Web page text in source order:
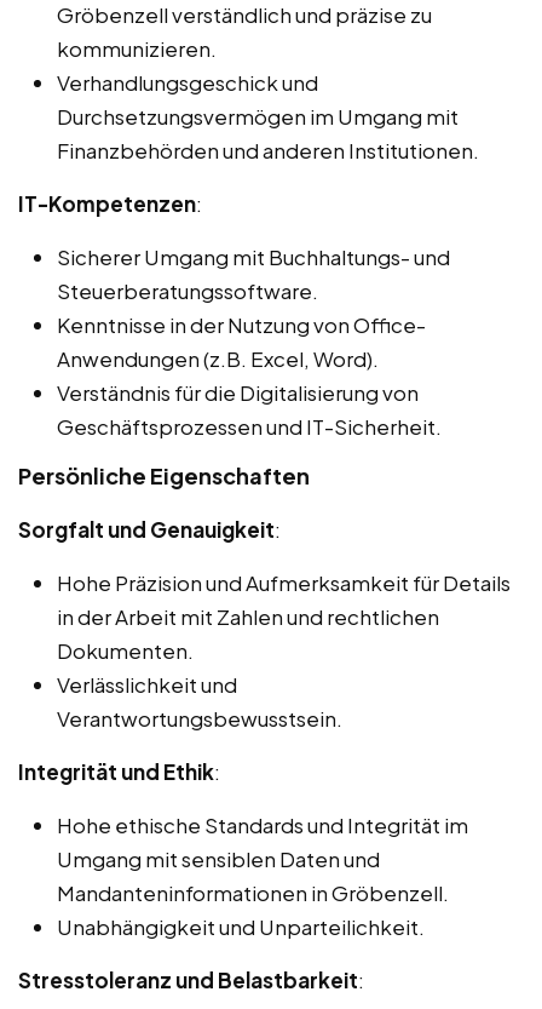
Gröbenzell verständlich und präzise zu
kommunizieren.
Verhandlungsgeschick und
Durchsetzungsvermögen im Umgang mit
Finanzbehörden und anderen Institutionen.
IT-Kompetenzen:
Sicherer Umgang mit Buchhaltungs- und
Steuerberatungssoftware.
Kenntnisse in der Nutzung von Office-
Anwendungen (z.B. Excel, Word).
Verständnis für die Digitalisierung von
Geschäftsprozessen und IT-Sicherheit.
Persönliche Eigenschaften
Sorgfalt und Genauigkeit:
Hohe Präzision und Aufmerksamkeit für Details
in der Arbeit mit Zahlen und rechtlichen
Dokumenten.
Verlässlichkeit und
Verantwortungsbewusstsein.
Integrität und Ethik:
Hohe ethische Standards und Integrität im
Umgang mit sensiblen Daten und
Mandanteninformationen in Gröbenzell.
Unabhängigkeit und Unparteilichkeit.
Stresstoleranz und Belastbarkeit: